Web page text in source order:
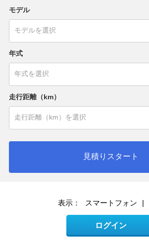
モデル
年式
走行距離（km）
見積りスタート
表示： スマートフォン |
ログイン